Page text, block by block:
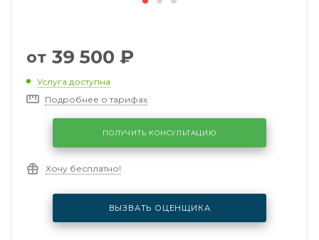
от 39 500 ₽
Услуга доступна
Подробнее о тарифах
ПОЛУЧИТЬ КОНСУЛЬТАЦИЮ
Хочу бесплатно!
ВЫЗВАТЬ ОЦЕНЩИКА